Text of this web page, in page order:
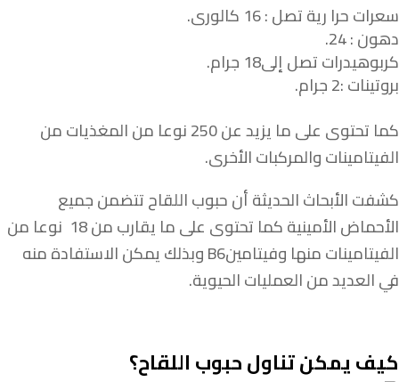
سعرات حرا رية تصل : 16 كالورى.
دهون : 24.
كربوهيدرات تصل إلى18 جرام.
بروتينات :2 جرام.
كما تحتوى على ما يزيد عن 250 نوعا من المغذيات من
الفيتامينات والمركبات الأخرى.
كشفت الأبحاث الحديثة أن حبوب اللقاح تتضمن جميع
الأحماض الأمينية كما تحتوى على ما يقارب من 18 نوعا من
الفيتامينات منها وفيتامينB6 وبذلك يمكن الاستفادة منه
في العديد من العمليات الحيوية.
كيف يمكن تناول حبوب اللقاح؟